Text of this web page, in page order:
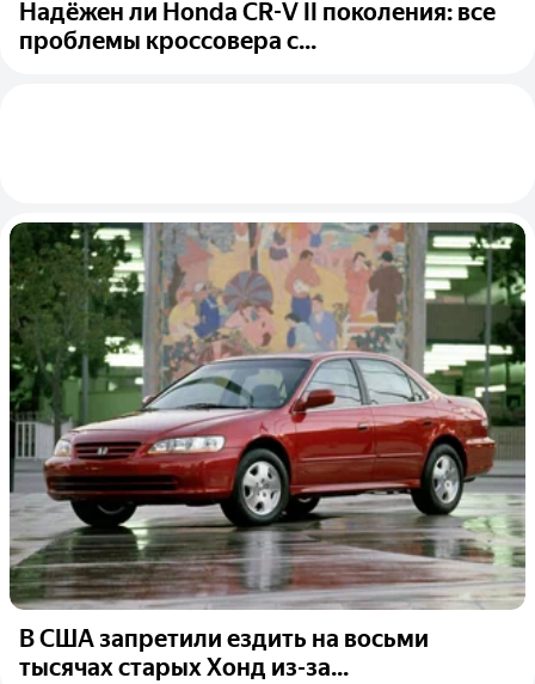
Надёжен ли Honda CR-V II поколения: все
проблемы кроссовера с...
В США запретили ездить на восьми
тысячах старых Хонд из-за...